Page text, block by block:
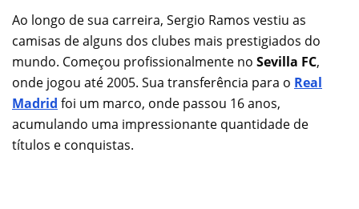
Ao longo de sua carreira, Sergio Ramos vestiu as
camisas de alguns dos clubes mais prestigiados do
mundo. Começou profissionalmente no Sevilla FC,
onde jogou até 2005. Sua transferência para o Real
Madrid foi um marco, onde passou 16 anos,
acumulando uma impressionante quantidade de
títulos e conquistas.